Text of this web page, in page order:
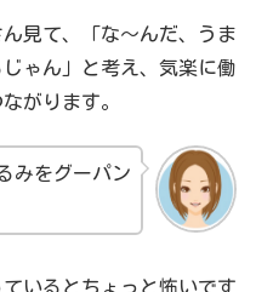
見て、「な～んだ、うま
ゃん」と考え、気楽に働
がります。
みをグーパン
いるとちょっと怖いです